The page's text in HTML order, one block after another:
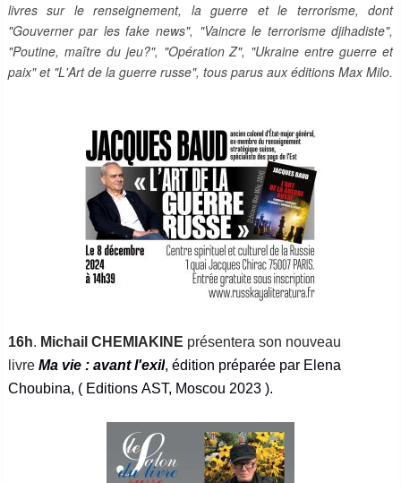
livres sur le renseignement, la guerre et le terrorisme, dont
"Gouverner par les fake news", "Vaincre le terrorisme djihadiste",
"Poutine, maître du jeu?", "Opération Z", "Ukraine entre guerre et
paix" et "L'Art de la guerre russe", tous parus aux éditions Max Milo.
16h. Michail CHEMIAKINE présentera son nouveau
livre Ma vie : avant l'exil, édition préparée par Elena
Choubina, ( Editions AST, Moscou 2023 ).